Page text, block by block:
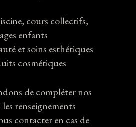
cours collectifs,
enfants
et soins esthétiques
cosmétiques
de compléter nos
renseignements
contacter en cas de